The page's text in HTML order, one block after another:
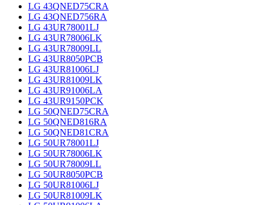
LG 43QNED75CRA
LG 43QNED756RA
LG 43UR78001LJ
LG 43UR78006LK
LG 43UR78009LL
LG 43UR8050PCB
LG 43UR81006LJ
LG 43UR81009LK
LG 43UR91006LA
LG 43UR9150PCK
LG 50QNED75CRA
LG 50QNED816RA
LG 50QNED81CRA
LG 50UR78001LJ
LG 50UR78006LK
LG 50UR78009LL
LG 50UR8050PCB
LG 50UR81006LJ
LG 50UR81009LK